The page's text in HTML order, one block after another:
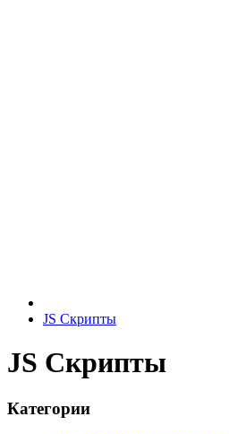
JS Скрипты
JS Скрипты
Категории